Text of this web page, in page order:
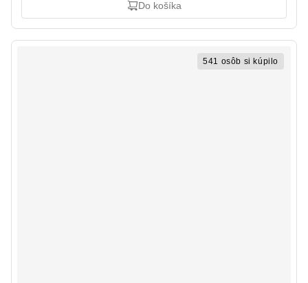
Do košíka
541 osôb si kúpilo